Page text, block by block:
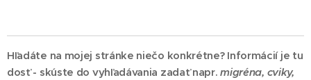
Hľadáte na mojej stránke niečo konkrétne? Informácií je tu
dosť - skúste do vyhľadávania zadať napr.migréna, cviky,